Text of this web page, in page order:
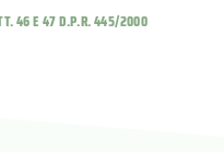
46 E 47 D.P.R. 445/2000